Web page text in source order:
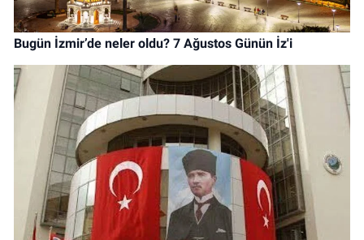
Bugün İzmir’de neler oldu? 7 Ağustos Günün İz'i